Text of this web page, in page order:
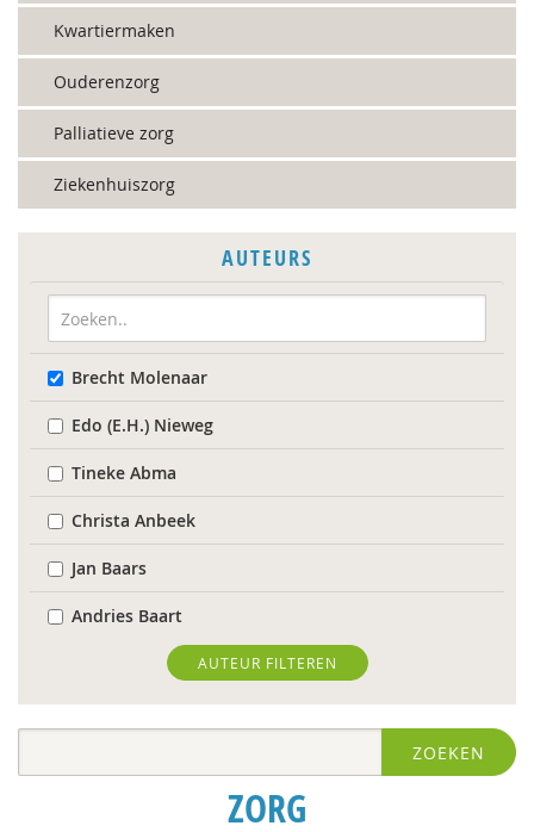
Kwartiermaken
Ouderenzorg
Palliatieve zorg
Ziekenhuiszorg
AUTEURS
Brecht Molenaar
Edo (E.H.) Nieweg
Tineke Abma
Christa Anbeek
Jan Baars
Andries Baart
Elena Bendien
Deirdre Beneken genaamd Kolmer
AUTEUR FILTEREN
ZOEKEN
ZORG